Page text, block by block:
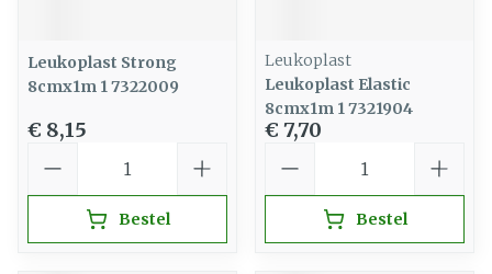
Leukoplast Strong
8cmx1m 1 7322009
€ 8,15
Bestel
Leukoplast
Leukoplast Elastic
8cmx1m 1 7321904
€ 7,70
Bestel